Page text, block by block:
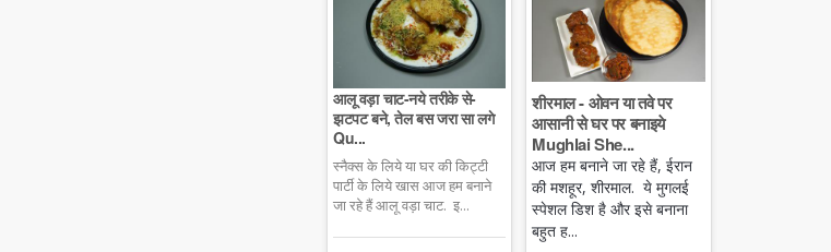
आलू वड़ा चाट-नये तरीके से-
झटपट बने, तेल बस जरा सा लगे
Qu...
स्नैक्स के लिये या घर की किट्टी
पार्टी के लिये खास आज हम बनाने
जा रहे हैं आलू वड़ा चाट. इ...
शीरमाल - ओवन या तवे पर
आसानी से घर पर बनाइये
Mughlai She...
आज हम बनाने जा रहे हैं, ईरान
की मशहूर, शीरमाल. ये मुगलई
स्पेशल डिश है और इसे बनाना
बहुत ह...